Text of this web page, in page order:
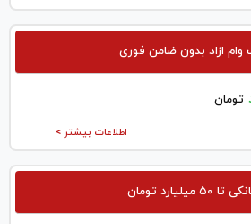
وام ازاد بدون ضامن فوری
تومان
اطلاعات بیشتر >
میلیارد تومان